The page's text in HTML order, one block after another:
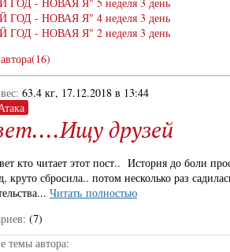
- НОВАЯ Я" 4 неделя 3 день
- НОВАЯ Я" 2 неделя 3 день
63.4 кг, 17.12.2018 в 13:44
друзей
кто читает этот пост.. История до боли
круто сбросила.. потом несколько раз
Читать полностью
(7)
темы автора: